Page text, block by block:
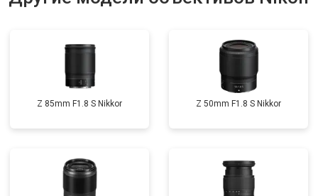
Z 85mm F1.8 S Nikkor Z 50mm F1.8 S Nikkor